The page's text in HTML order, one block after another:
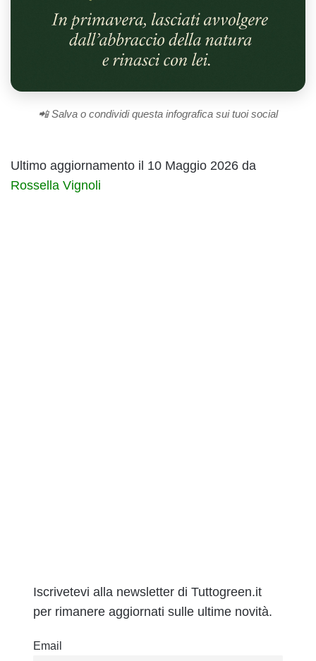
📲 Salva o condividi questa infografica sui tuoi social
Ultimo aggiornamento il 10 Maggio 2026 da
Rossella Vignoli
Iscrivetevi alla newsletter di Tuttogreen.it
per rimanere aggiornati sulle ultime novità.
Email